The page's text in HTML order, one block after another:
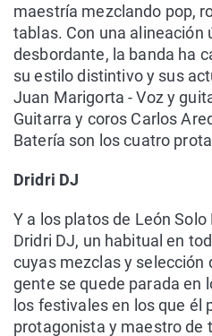
maestría mezclando pop,
tablas. Con una alineación
desbordante, la banda ha
su estilo distintivo y sus
Juan Marigorta - Voz y
Guitarra y coros Carlos
Batería son los cuatro
Dridri DJ
Y a los platos de León
Dridri DJ, un habitual en
cuyas mezclas y selección
gente se quede parada en
los festivales en los que él
protagonista y maestro de